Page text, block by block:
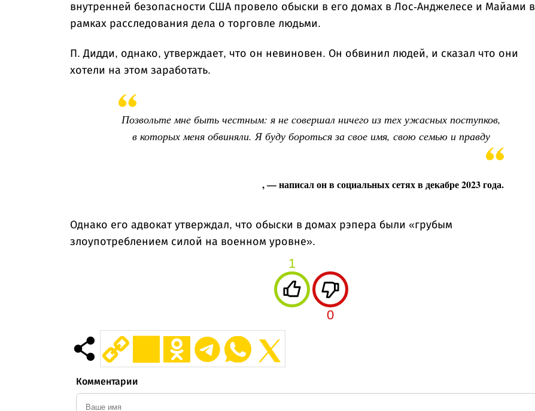
внутренней безопасности США провело обыски в его домах в Лос-Анджелесе и Майами в
рамках расследования дела о торговле людьми.
П. Дидди, однако, утверждает, что он невиновен. Он обвинил людей, и сказал что они
хотели на этом заработать.
Позвольте мне быть честным: я не совершал ничего из тех ужасных поступков,
в которых меня обвиняли. Я буду бороться за свое имя, свою семью и правду
, — написал он в социальных сетях в декабре 2023 года.
Однако его адвокат утверждал, что обыски в домах рэпера были «грубым
злоупотреблением силой на военном уровне».
1
0
Комментарии